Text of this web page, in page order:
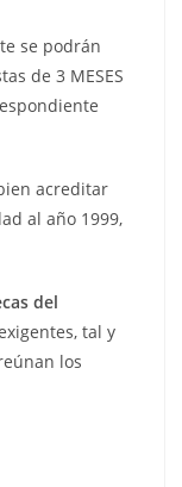
se podrán
de 3 MESES
acreditar
al año 1999,
del
tal y
los